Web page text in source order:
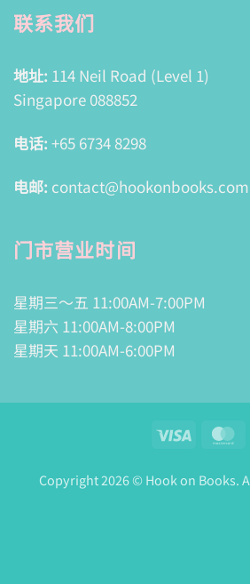
联系我们
地址: 114 Neil Road (Level 1)
Singapore 088852
电话: +65 6734 8298
电邮:
门市营业时间
星期三～五 11:00AM-7:00PM
星期六 11:00AM-8:00PM
星期天 11:00AM-6:00PM
Visa
Copyright 2026 © Hook on Books.